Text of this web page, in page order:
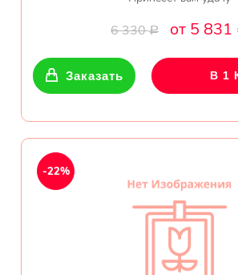
6 330Р от 5 831
Заказать В 1
-22%